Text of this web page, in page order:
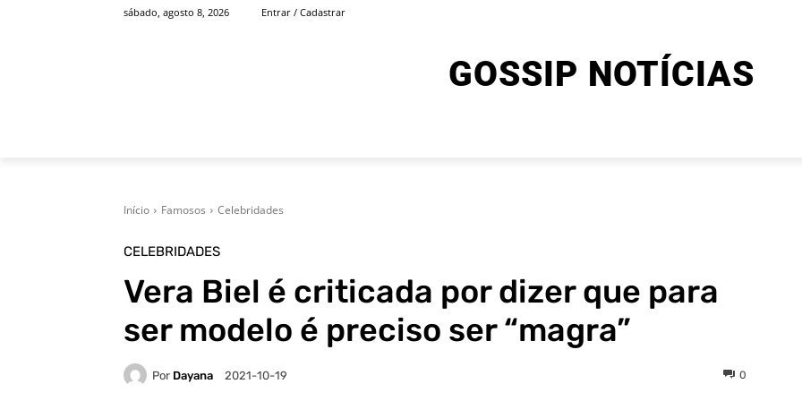
sábado, agosto 8, 2026 Entrar / Cadastrar
GOSSIP NOTÍCIAS
Início Famosos Celebridades
CELEBRIDADES
Vera Biel é criticada por dizer que para
ser modelo é preciso ser “magra”
Por Dayana 2021-10-19 0